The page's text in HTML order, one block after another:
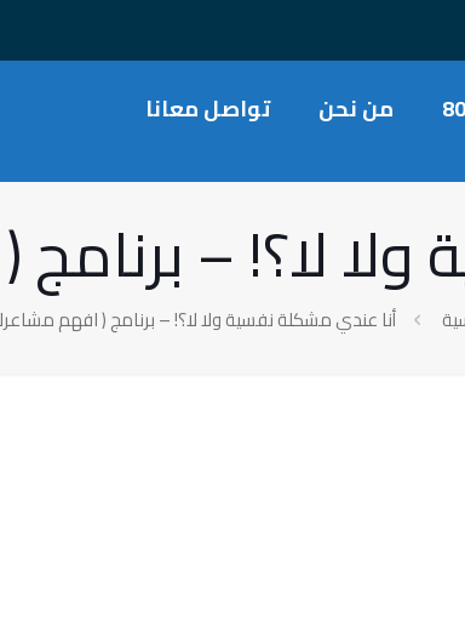
من نحن تواصل معانا
لا؟! – برنامج (
أنا عندي مشكلة نفسية ولا لا؟! – برنامج ( افهم مشاعرك )